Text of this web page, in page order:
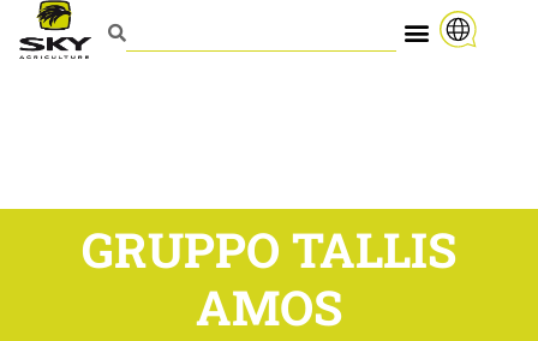
GRUPPO TALLIS
AMOS